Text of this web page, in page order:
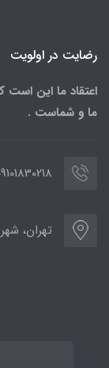
رضایت در اولویت
اعتقاد ما این
ما و شماست .
تهران،